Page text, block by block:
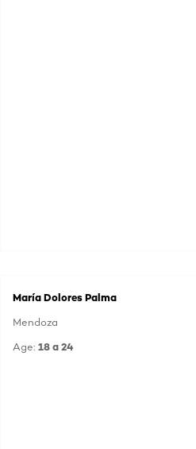
María Dolores Palma
Mendoza
Age: 18 a 24